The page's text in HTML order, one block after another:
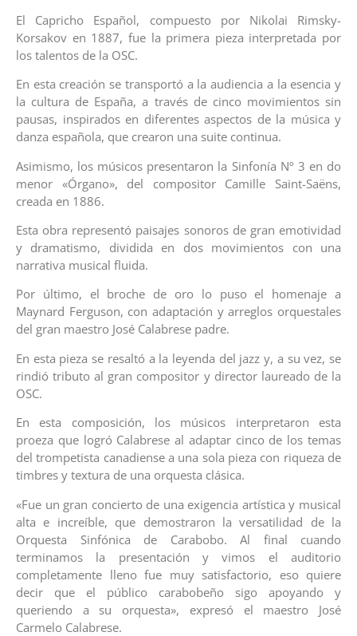
El Capricho Español, compuesto por Nikolai Rimsky-
Korsakov en 1887, fue la primera pieza interpretada por
los talentos de la OSC.
En esta creación se transportó a la audiencia a la esencia y
la cultura de España, a través de cinco movimientos sin
pausas, inspirados en diferentes aspectos de la música y
danza española, que crearon una suite continua.
Asimismo, los músicos presentaron la Sinfonía Nº 3 en do
menor «Órgano», del compositor Camille Saint-Saëns,
creada en 1886.
Esta obra representó paisajes sonoros de gran emotividad
y dramatismo, dividida en dos movimientos con una
narrativa musical fluida.
Por último, el broche de oro lo puso el homenaje a
Maynard Ferguson, con adaptación y arreglos orquestales
del gran maestro José Calabrese padre.
En esta pieza se resaltó a la leyenda del jazz y, a su vez, se
rindió tributo al gran compositor y director laureado de la
OSC.
En esta composición, los músicos interpretaron esta
proeza que logró Calabrese al adaptar cinco de los temas
del trompetista canadiense a una sola pieza con riqueza de
timbres y textura de una orquesta clásica.
«Fue un gran concierto de una exigencia artística y musical
alta e increíble, que demostraron la versatilidad de la
Orquesta Sinfónica de Carabobo. Al final cuando
terminamos la presentación y vimos el auditorio
completamente lleno fue muy satisfactorio, eso quiere
decir que el público carabobeño sigo apoyando y
queriendo a su orquesta», expresó el maestro José
Carmelo Calabrese.